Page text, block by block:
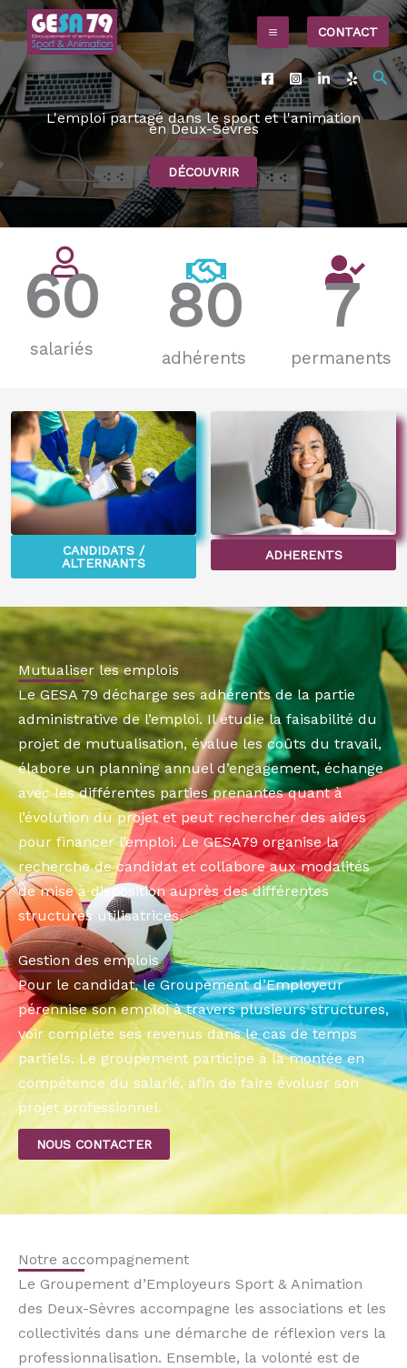
Aller
au
contenu
CONTACT
L'emploi partagé dans le sport et l'animation
en Deux-Sèvres
DÉCOUVRIR
salariés
60
adhérents
80
permanents
7
CANDIDATS /
ALTERNANTS
ADHERENTS
Mutualiser les emplois
Le GESA 79 décharge ses adhérents de la partie
administrative de l’emploi. Il étudie la faisabilité du
projet de mutualisation, évalue les coûts du travail,
élabore un planning annuel d’engagement, échange
avec les différentes parties prenantes quant à
l’évolution du projet et peut rechercher des aides
pour financer l’emploi. Le GESA79 organise la
recherche de candidat et collabore aux modalités
de mise à disposition auprès des différentes
structures utilisatrices.
Gestion des emplois
Pour le candidat, le Groupement d’Employeur
pérennise son emploi à travers plusieurs structures,
voir complète ses revenus dans le cas de temps
partiels. Le groupement participe à la montée en
compétence du salarié, afin de faire évoluer son
projet professionnel.
NOUS CONTACTER
Notre accompagnement
Le Groupement d’Employeurs Sport & Animation
des Deux-Sèvres accompagne les associations et les
collectivités dans une démarche de réflexion vers la
professionnalisation. Ensemble, la volonté est de